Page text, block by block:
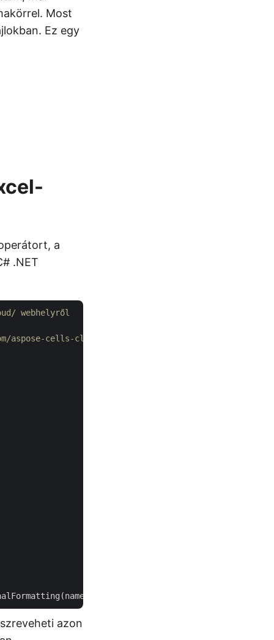
Most
Ez egy
a
.NET
webhelyről
cells-cloud/aspose-cells-cloud-dotnet oldalra.
azon